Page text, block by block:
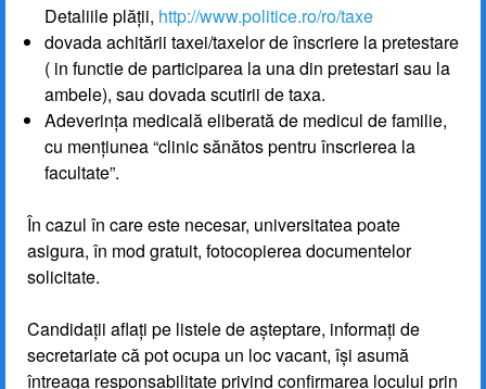
Detaliile plății, http://www.politice.ro/ro/taxe
dovada achitării taxei/taxelor de înscriere la pretestare
( in functie de participarea la una din pretestari sau la
ambele), sau dovada scutirii de taxa.
Adeverința medicală eliberată de medicul de familie,
cu mențiunea “clinic sănătos pentru înscrierea la
facultate”.
În cazul în care este necesar, universitatea poate
asigura, în mod gratuit, fotocopierea documentelor
solicitate.
Candidații aflați pe listele de așteptare, informați de
secretariate că pot ocupa un loc vacant, își asumă
întreaga responsabilitate privind confirmarea locului prin